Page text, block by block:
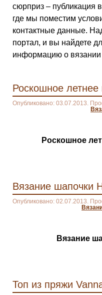
сюрприз – публикация
где мы поместим
контактные данные.
портал, и вы найдете
информацию о
Роскошное
Опубликовано: 03.07.2013.
Роскошное
Вязание шапочки
Опубликовано: 02.07.2013.
Вязание
Топ из пряжи